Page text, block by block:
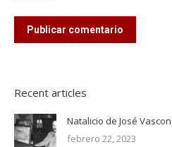
Publicar comentario
Recent articles
Natalicio de José
febrero 22, 2023